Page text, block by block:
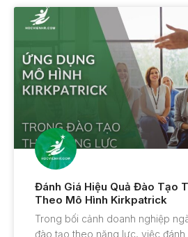
Đánh Giá Hiệu Quả Đào Tạo
Theo Mô Hình Kirkpatrick
Trong bối cảnh doanh nghiệp
đào tạo theo năng lực, việc đánh